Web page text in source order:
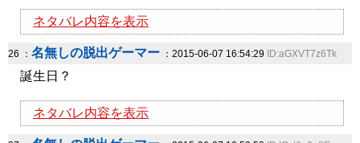
ネタバレ内容を表示
26 ： 名無しの脱出ゲーマー ：2015-06-07 16:54:29 ID:aGXVT7z6Tk
誕生日？
ネタバレ内容を表示